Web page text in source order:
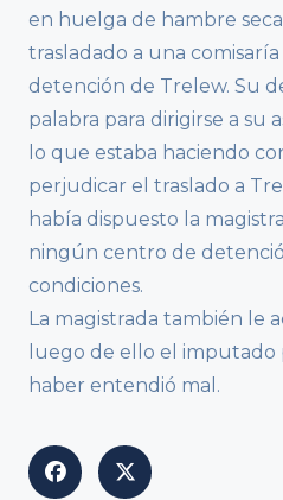
en huelga de hambre
trasladado a una
detención de Trelew. Su
palabra para dirigirse a su
lo que estaba haciendo
perjudicar el traslado a
había dispuesto la
ningún centro de
condiciones.
La magistrada también le
luego de ello el imputado
haber entendió mal.